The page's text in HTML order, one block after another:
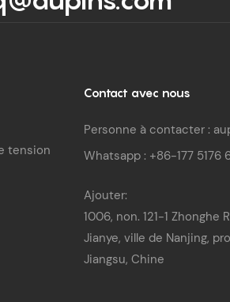
tension
Contact avec nous
Personne à contacter :
Whatsapp : +86-177 5176
Ajouter:
1006, non. 121-1 Zhonghe
Jianye, ville de Nanjing,
Jiangsu, Chine